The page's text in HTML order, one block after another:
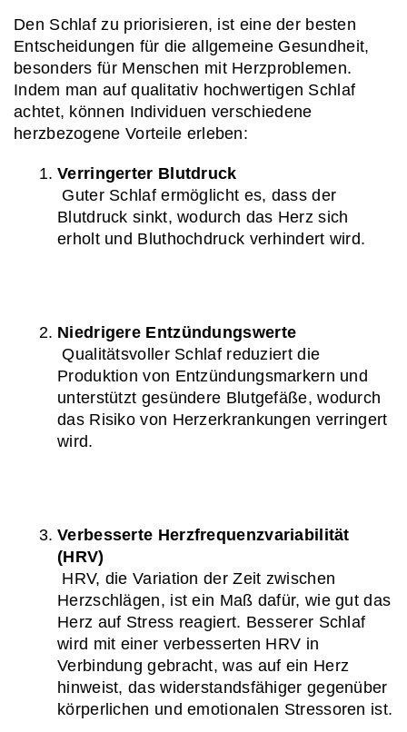
Den Schlaf zu priorisieren, ist eine der besten
Entscheidungen für die allgemeine Gesundheit,
besonders für Menschen mit Herzproblemen.
Indem man auf qualitativ hochwertigen Schlaf
achtet, können Individuen verschiedene
herzbezogene Vorteile erleben:
Verringerter Blutdruck
Blutdruck sinkt, wodurch das Herz sich
erholt und Bluthochdruck verhindert wird.
Niedrigere Entzündungswerte
Qualitätsvoller Schlaf reduziert die
Produktion von Entzündungsmarkern und
unterstützt gesündere Blutgefäße, wodurch
das Risiko von Herzerkrankungen verringert
wird.
Verbesserte Herzfrequenzvariabilität
(HRV)
Herzschlägen, ist ein Maß dafür, wie gut das
Herz auf Stress reagiert. Besserer Schlaf
wird mit einer verbesserten HRV in
Verbindung gebracht, was auf ein Herz
hinweist, das widerstandsfähiger gegenüber
körperlichen und emotionalen Stressoren ist.